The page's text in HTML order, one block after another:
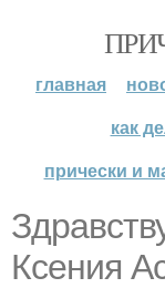
главная
как
прически и
Ксения